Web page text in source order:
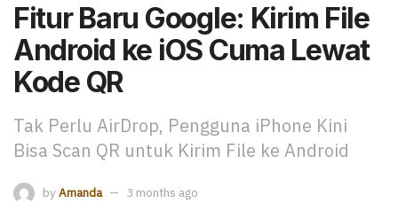
Fitur Baru Google: Kirim File
Android ke iOS Cuma Lewat
Kode QR
Tak Perlu AirDrop, Pengguna iPhone Kini
Bisa Scan QR untuk Kirim File ke Android
by Amanda 3 months ago